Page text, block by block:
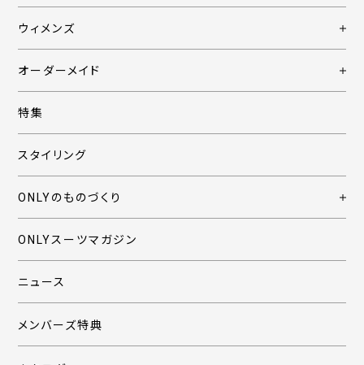
ウィメンズ
オーダーメイド
特集
スタイリング
ONLYのものづくり
ONLYスーツマガジン
ニュース
メンバーズ特典